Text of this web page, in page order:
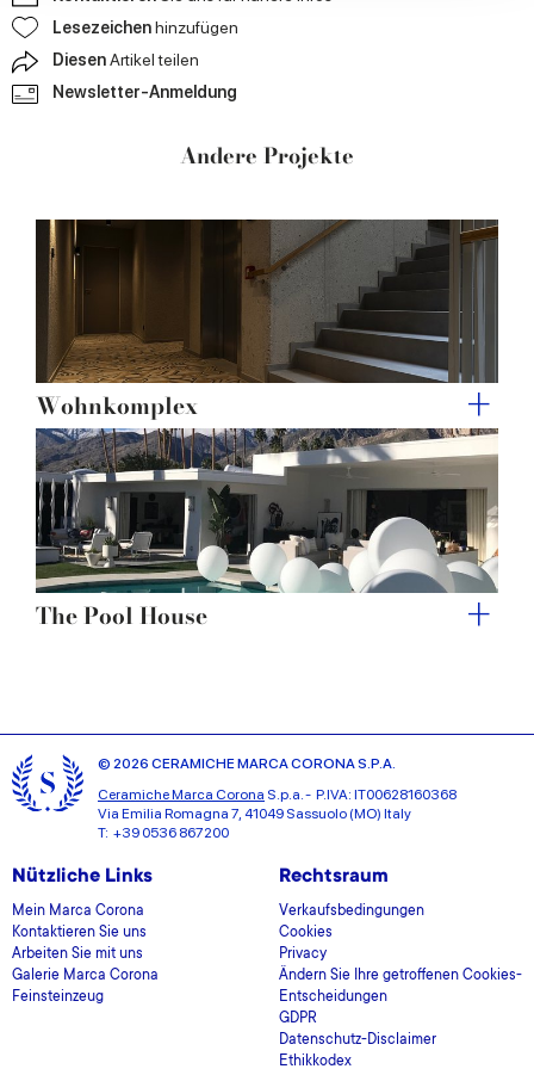
our social media, advertising and analytics partners who
may combine it with other information that you’ve
provided to them or that they’ve collected from your use
of their services.
Lesezeichenhinzufügen
DiesenArtikel teilen
Newsletter-Anmeldung
Andere Projekte
Wohnkomplex
The Pool House
© 2026 CERAMICHE MARCA CORONA S.P.A.
Ceramiche Marca Corona S.p.a. - P.IVA: IT00628160368
Via Emilia Romagna 7, 41049 Sassuolo (MO) Italy
T: +39 0536 867200
Nützliche Links
Mein Marca Corona
Kontaktieren Sie uns
Arbeiten Sie mit uns
Galerie Marca Corona
Feinsteinzeug
Rechtsraum
Verkaufsbedingungen
Cookies
Privacy
Ändern Sie Ihre getroffenen Cookies-
Entscheidungen
GDPR
Datenschutz-Disclaimer
Ethikkodex